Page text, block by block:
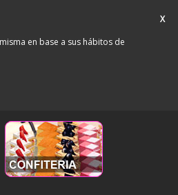
X
en base a sus hábitos de